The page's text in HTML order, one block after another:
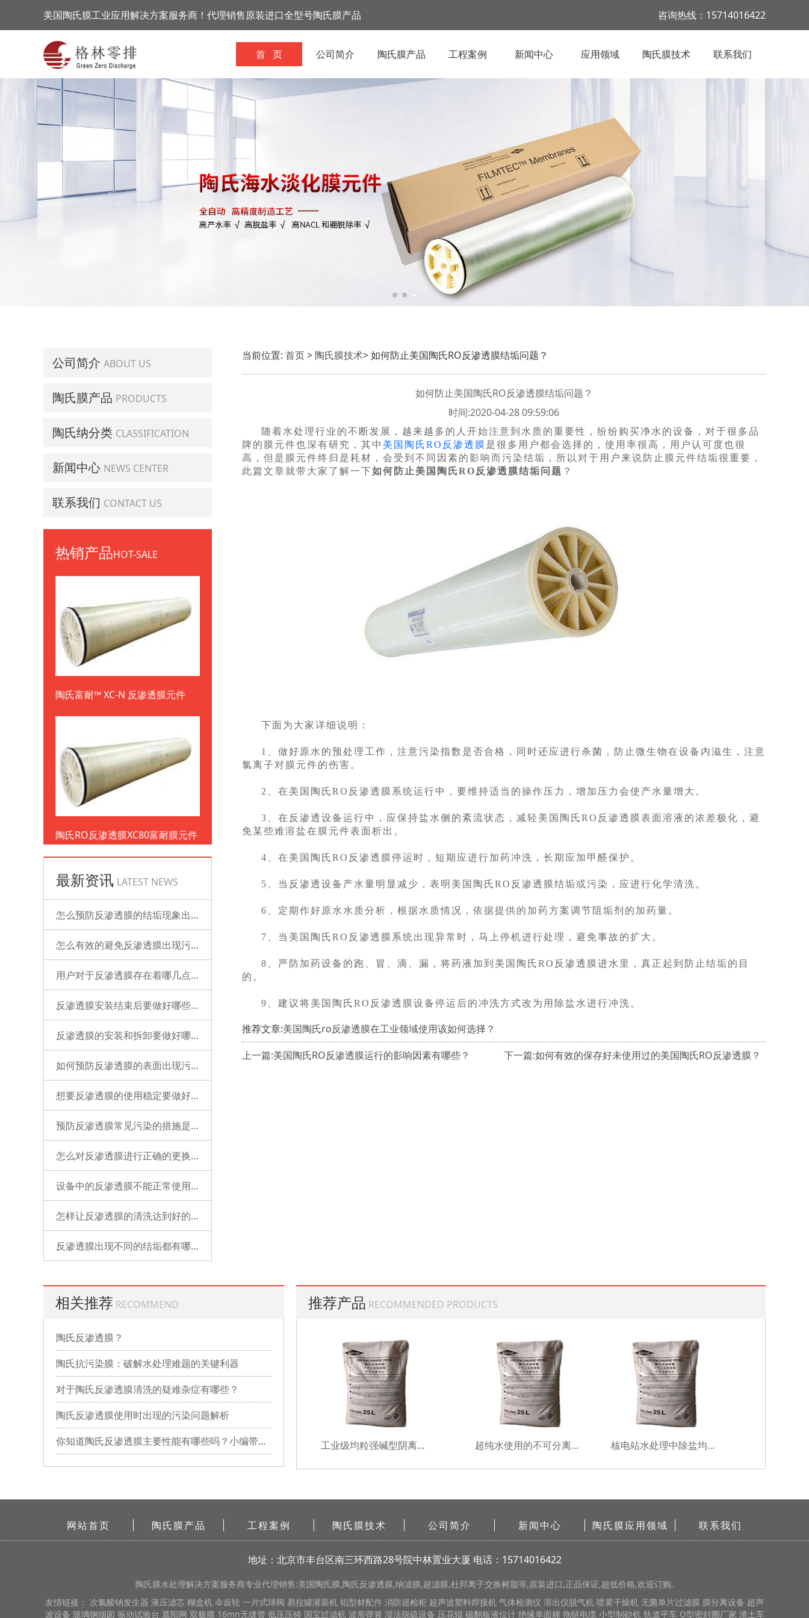
美国陶氏膜工业应用解决方案服务商！代理销售原装进口全型号陶氏膜产品 咨询热线：15714016422
首 页 公司简介 陶氏膜产品 工程案例 新闻中心 应用领域 陶氏膜技术 联系我们
公司简介 ABOUT US
陶氏膜产品 PRODUCTS
陶氏纳分类 CLASSIFICATION
新闻中心 NEWS CENTER
联系我们 CONTACT US
热销产品HOT-SALE
陶氏富耐™ XC-N 反渗透膜元件
陶氏RO反渗透膜XC80富耐膜元件
最新资讯 LATEST NEWS
怎么预防反渗透膜的结垢现象出现？
怎么有效的避免反渗透膜出现污染？
用户对于反渗透膜存在着哪几点误解？
反渗透膜安装结束后要做好哪些检查的工作？
反渗透膜的安装和拆卸要做好哪些准备？
如何预防反渗透膜的表面出现污染？
想要反渗透膜的使用稳定要做好哪些工作？
预防反渗透膜常见污染的措施是什么？
怎么对反渗透膜进行正确的更换？
设备中的反渗透膜不能正常使用了是什么原因？
怎样让反渗透膜的清洗达到好的状态？
反渗透膜出现不同的结垢都有哪些表现？
当前位置: 首页> 陶氏膜技术> 如何防止美国陶氏RO反渗透膜结垢问题？
如何防止美国陶氏RO反渗透膜结垢问题？
时间:2020-04-28 09:59:06
随着水处理行业的不断发展，越来越多的人开始注意到水质的重要性，纷纷购买净水的设备，对于很多品
牌的膜元件也深有研究，其中 美国陶氏RO反渗透膜是很多用户都会选择的，使用率很高，用户认可度也很
高，但是膜元件终归是耗材，会受到不同因素的影响而污染结垢，所以对于用户来说防止膜元件结垢很重要，
此篇文章就带大家了解一下如何防止美国陶氏RO反渗透膜结垢问题 ？
下面为大家详细说明：
1、做好原水的预处理工作，注意污染指数是否合格，同时还应进行杀菌，防止微生物在设备内滋生，注意
氯离子对膜元件的伤害。
2、在美国陶氏RO反渗透膜系统运行中，要维持适当的操作压力，增加压力会使产水量增大。
3、在反渗透设备运行中，应保持盐水侧的紊流状态，减轻美国陶氏RO反渗透膜表面溶液的浓差极化，避
免某些难溶盐在膜元件表面析出。
4、在美国陶氏RO反渗透膜停运时，短期应进行加药冲洗，长期应加甲醛保护。
5、当反渗透设备产水量明显减少，表明美国陶氏RO反渗透膜结垢或污染，应进行化学清洗。
6、定期作好原水水质分析，根据水质情况，依据提供的加药方案调节阻垢剂的加药量。
7、当美国陶氏RO反渗透膜系统出现异常时，马上停机进行处理，避免事故的扩大。
8、严防加药设备的跑、冒、滴、漏，将药液加到美国陶氏RO反渗透膜进水里，真正起到防止结垢的目
的。
9、建议将美国陶氏RO反渗透膜设备停运后的冲洗方式改为用除盐水进行冲洗。
推荐文章:美国陶氏ro反渗透膜在工业领域使用该如何选择？
上一篇:美国陶氏RO反渗透膜运行的影响因素有哪些？
下一篇:如何有效的保存好未使用过的美国陶氏RO反渗透膜？
相关推荐 RECOMMEND
陶氏反渗透膜？
陶氏抗污染膜：破解水处理难题的关键利器
对于陶氏反渗透膜清洗的疑难杂症有哪些？
陶氏反渗透膜使用时出现的污染问题解析
你知道陶氏反渗透膜主要性能有哪些吗？小编带你详细了解
推荐产品 RECOMMENDED PRODUCTS
工业级均粒强碱型阴离子树脂 超纯水使用的不可分离均粒混床树脂 核电站水处理中除盐均粒混床树脂
网站首页 陶氏膜产品 工程案例 陶氏膜技术 公司简介 新闻中心 陶氏膜应用领域 联系我们
地址：北京市丰台区南三环西路28号院中林置业大厦 电话：15714016422
陶氏膜水处理解决方案服务商专业代理销售:美国陶氏膜,陶氏反渗透膜,纳滤膜,超滤膜,杜邦离子交换树脂等,原装进口,正品保证,超低价格,欢迎订购.
友情链接： 次氯酸钠发生器 液压滤芯 糊盒机 伞齿轮 一片式球阀 易拉罐灌装机 铝型材配件 消防巡检柜 超声波塑料焊接机 气体检测仪 溶出仪脱气机 喷雾干燥机 无菌单片过滤膜 膜分离设备 超声
波设备 玻璃钢烟囱 振动试验台 遮阳网 双极膜 16mn无缝管 低压压铸 国宝过滤机 波形弹簧 湿法脱硫设备 压花辊 磁翻板液位计 绝缘单面梯 拖链电缆 小型制砂机 轨道平车 O型密封圈厂家 渣土车